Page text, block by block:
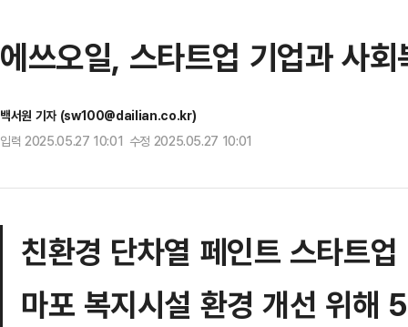
에쓰오일, 스타트업 기업과 사
백서원 기자 (sw100@dailian.co.kr)
입력 2025.05.27 10:01 수정 2025.05.27 10:01
친환경 단차열 페인트 스타트
마포 복지시설 환경 개선 위해